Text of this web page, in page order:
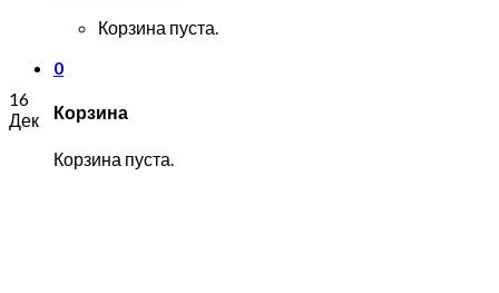
Корзина пуста.
0
Корзина
Корзина пуста.
16
Дек